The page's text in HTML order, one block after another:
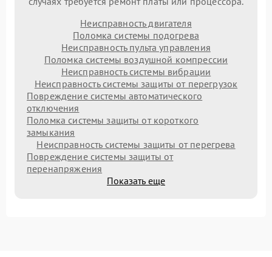
Неисправность двигателя
Поломка системы подогрева
Неисправность пульта управления
Поломка системы воздушной компрессии
Неисправность системы вибрации
Неисправность системы защиты от перегрузок
Повреждение системы автоматического
отключения
Поломка системы защиты от короткого
замыкания
Неисправность системы защиты от перегрева
Повреждение системы защиты от
перенапряжения
Показать еще